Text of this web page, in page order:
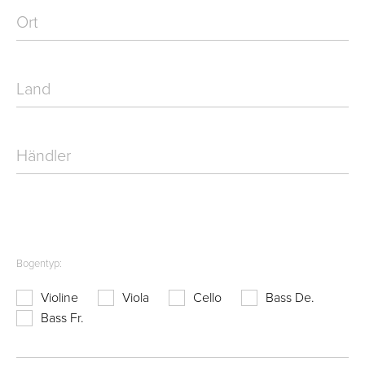
Ort
Land
Händler
Bogentyp:
Violine Viola Cello
Bass De.
Bass Fr.